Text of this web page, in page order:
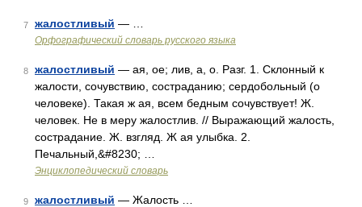
7 жалостливый — …
Орфографический словарь русского языка
8 жалостливый — ая, ое; лив, а, о. Разг. 1. Склонный к
жалости, сочувствию, состраданию; сердобольный (о
человеке). Такая ж ая, всем бедным сочувствует! Ж.
человек. Не в меру жалостлив. // Выражающий жалость,
сострадание. Ж. взгляд. Ж ая улыбка. 2.
Печальный,&#8230; …
Энциклопедический словарь
9 жалостливый — Жалость …